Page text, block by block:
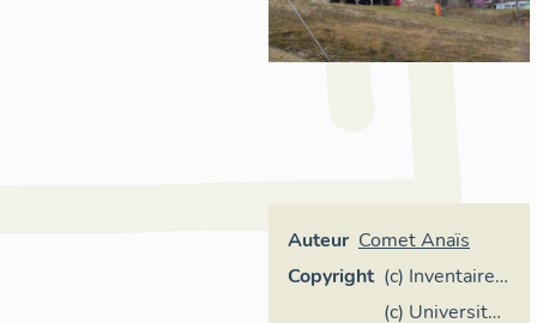
Auteur Comet Anaïs
Copyright (c) Inventaire
général
(c) Université